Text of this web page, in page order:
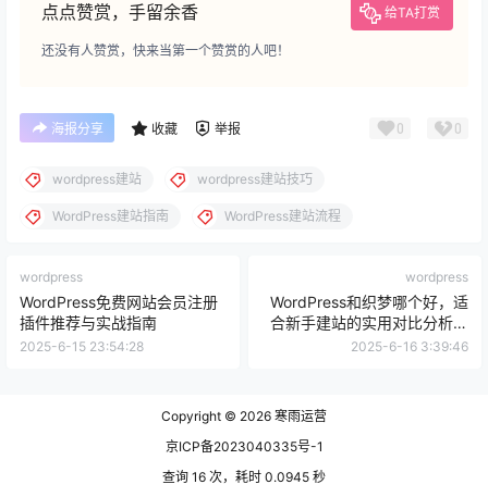
点点赞赏，手留余香 给TA打赏
还没有人赞赏，快来当第一个赞赏的人吧！
海报分享 收藏 举报 0 0
wordpress建站 wordpress建站技巧
WordPress建站指南 WordPress建站流程
wordpress
WordPress免费网站会员注册
插件推荐与实战指南
2025-6-15 23:54:28
wordpress
WordPress和织梦哪个好，适
合新手建站的实用对比分析指
南
2025-6-16 3:39:46
Copyright © 2026 寒雨运营
京ICP备2023040335号-1
查询 16 次，耗时 0.0945 秒